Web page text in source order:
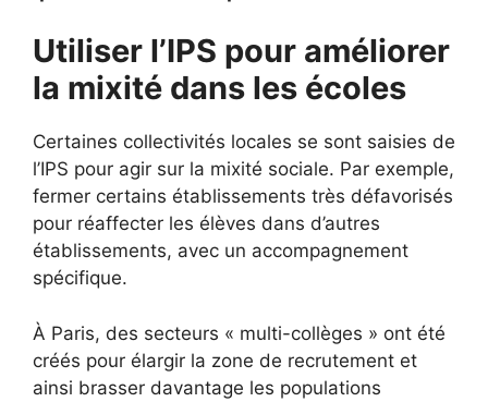
Utiliser l’IPS pour améliorer
la mixité dans les écoles
Certaines collectivités locales se sont saisies de
l’IPS pour agir sur la mixité sociale. Par exemple,
fermer certains établissements très défavorisés
pour réaffecter les élèves dans d’autres
établissements, avec un accompagnement
spécifique.
À Paris, des secteurs « multi-collèges » ont été
créés pour élargir la zone de recrutement et
ainsi brasser davantage les populations